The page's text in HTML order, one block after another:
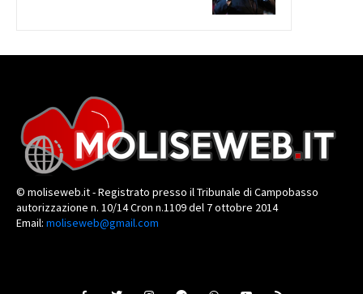
© moliseweb.it - Registrato presso il Tribunale di Campobasso
autorizzazione n. 10/14 Cron n.1109 del 7 ottobre 2014
Email: moliseweb@gmail.com